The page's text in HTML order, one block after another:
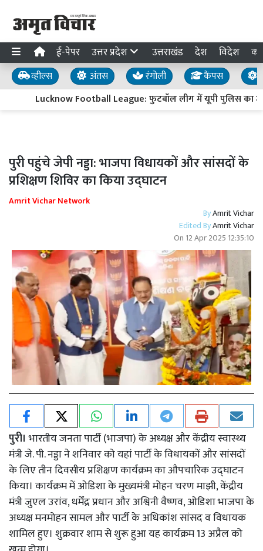
ई-पेपर उत्तर प्रदेश उत्तराखंड देश विदेश
व्हील्स अंतस रंगोली कैंपस
Lucknow Football League: फुटबॉल लीग में यूपी पुलिस का
पुरी पहुंचे जेपी नड्डा: भाजपा विधायकों और सांसदों के
प्रशिक्षण शिविर का किया उद्घाटन
Amrit Vichar Network
ByAmrit Vichar
Edited ByAmrit Vichar
On 12 Apr 2025 12:35:10
पुरी। भारतीय जनता पार्टी (भाजपा) के अध्यक्ष और केंद्रीय स्वास्थ्य
मंत्री जे. पी. नड्डा ने शनिवार को यहां पार्टी के विधायकों और सांसदों
के लिए तीन दिवसीय प्रशिक्षण कार्यक्रम का औपचारिक उद्घाटन
किया। कार्यक्रम में ओडिशा के मुख्यमंत्री मोहन चरण माझी, केंद्रीय
मंत्री जुएल उरांव, धर्मेंद्र प्रधान और अश्विनी वैष्णव, ओडिशा भाजपा के
अध्यक्ष मनमोहन सामल और पार्टी के अधिकांश सांसद व विधायक
शामिल हुए। शुक्रवार शाम से शुरू हुआ यह कार्यक्रम 13 अप्रैल को